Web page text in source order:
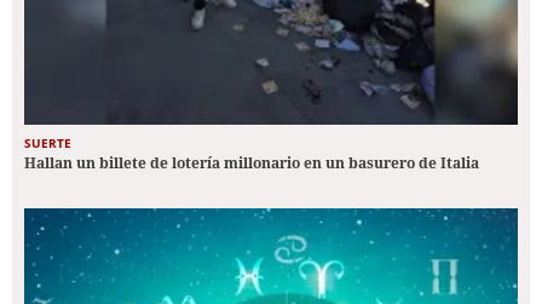
SUERTE
Hallan un billete de lotería millonario en un basurero de Italia